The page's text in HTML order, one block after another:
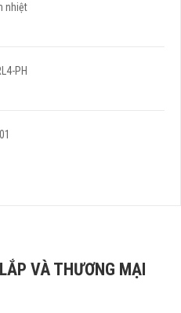
nhiệt
PH
VÀ THƯƠNG MẠI